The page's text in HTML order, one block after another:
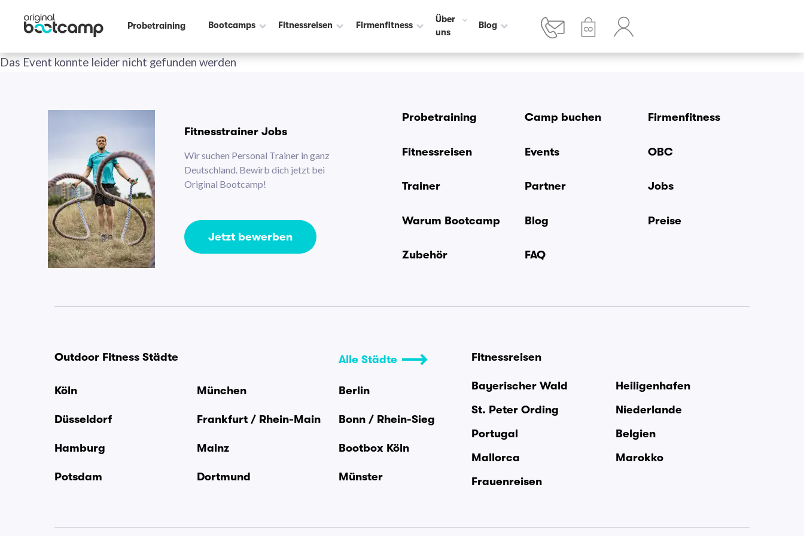
Probetraining Bootcamps Fitnessreisen Firmenfitness
Über
uns
Blog
Das Event konnte leider nicht gefunden werden
Fitnesstrainer Jobs
Wir suchen Personal Trainer in ganz
Deutschland. Bewirb dich jetzt bei
Original Bootcamp!
Jetzt bewerben
Probetraining Camp buchen Firmenfitness
Fitnessreisen Events OBC
Trainer Partner Jobs
Warum Bootcamp Blog Preise
Zubehör FAQ
Outdoor Fitness Städte Alle Städte
Köln München Berlin
Düsseldorf Frankfurt / Rhein-Main Bonn / Rhein-Sieg
Hamburg Mainz Bootbox Köln
Potsdam Dortmund Münster
Fitnessreisen
Bayerischer Wald
Heiligenhafen
St. Peter Ording
Niederlande
Portugal
Belgien
Mallorca
Marokko
Frauenreisen